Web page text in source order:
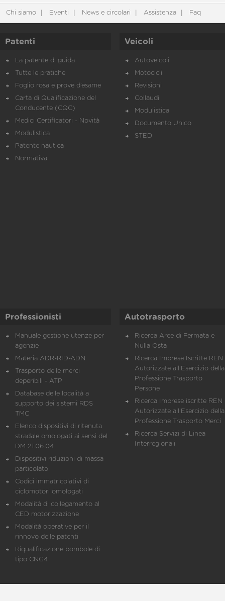
Chi siamo Eventi News e circolari Assistenza Faq
Patenti
La patente di guida
Tutte le pratiche
Foglio rosa e prove d’esame
Carta di Qualificazione del
Conducente (CQC)
Medici Certificatori - Novità
Modulistica
Patente nautica
Normativa
Veicoli
Autoveicoli
Motocicli
Revisioni
Collaudi
Modulistica
Documento Unico
STED
Professionisti
Manuale gestione utenze per
agenzie
Materia ADR-RID-ADN
Trasporto delle merci
deperibili - ATP
Database delle località a
supporto dei sistemi RDS
TMC
Elenco dispositivi di ritenuta
stradale omologati ai sensi del
DM 21.06.04
Dispositivi riduzioni di massa
particolato
Codici immatricolativi di
ciclomotori omologati
Modalità di collegamento al
CED motorizzazione
Modalità operative per il
rinnovo delle patenti
Riqualificazione bombole di
tipo CNG4
Autotrasporto
Ricerca Aree di Fermata e
Nulla Osta
Ricerca Imprese Iscritte REN
Autorizzate all'Esercizio della
Professione Trasporto
Persone
Ricerca Imprese iscritte REN
Autorizzate all'Esercizio della
Professione Trasporto Merci
Ricerca Servizi di Linea
Interregionali